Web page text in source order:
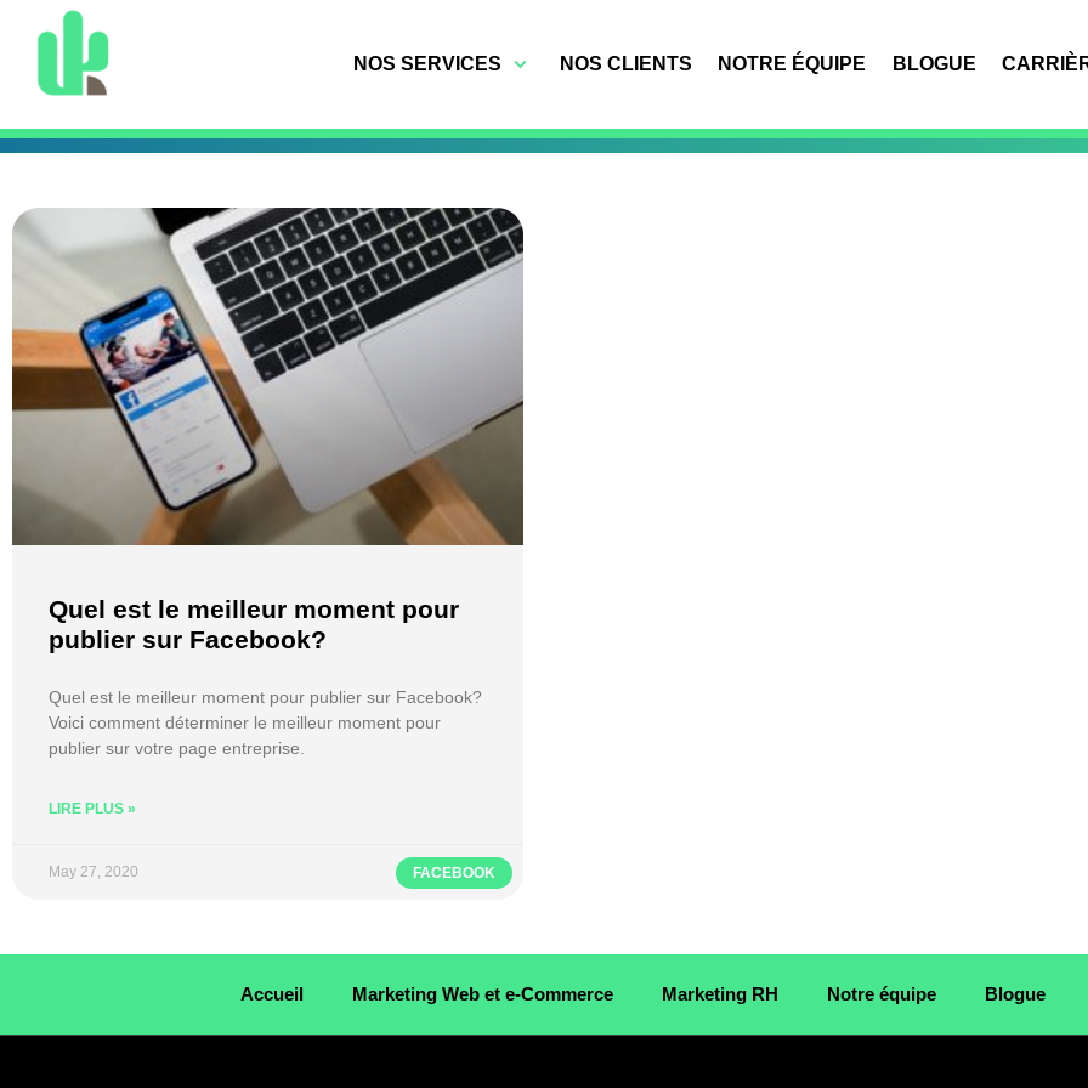
NOS SERVICES NOS CLIENTS NOTRE ÉQUIPE BLOGUE
FACEBOOK
Quel est le meilleur moment pour
publier sur Facebook?
Quel est le meilleur moment pour publier sur Facebook?
Voici comment déterminer le meilleur moment pour
publier sur votre page entreprise.
LIRE PLUS »
May 27, 2020
Accueil Marketing Web et e-Commerce Marketing RH Notre équipe Blogue